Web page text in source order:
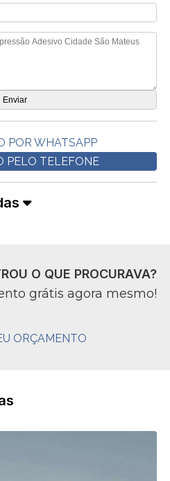
POR WHATSAPP
PELO TELEFONE
O QUE PROCURAVA?
grátis agora mesmo!
ORÇAMENTO